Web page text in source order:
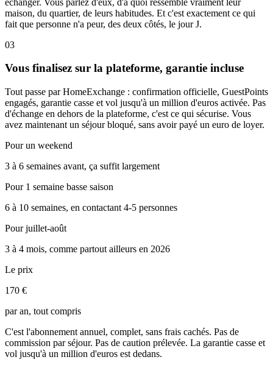
maison, du quartier, de leurs habitudes. Et c'est exactement ce qui
fait que personne n'a peur, des deux côtés, le jour J.
03
Vous finalisez sur la plateforme, garantie incluse
Tout passe par HomeExchange : confirmation officielle, GuestPoints
engagés, garantie casse et vol jusqu'à un million d'euros activée. Pas
d'échange en dehors de la plateforme, c'est ce qui sécurise. Vous
avez maintenant un séjour bloqué, sans avoir payé un euro de loyer.
Pour un weekend
3 à 6 semaines avant, ça suffit largement
Pour 1 semaine basse saison
6 à 10 semaines, en contactant 4-5 personnes
Pour juillet-août
3 à 4 mois, comme partout ailleurs en 2026
Le prix
170 €
par an, tout compris
C'est l'abonnement annuel, complet, sans frais cachés. Pas de
commission par séjour. Pas de caution prélevée. La garantie casse et
vol jusqu'à un million d'euros est dedans.